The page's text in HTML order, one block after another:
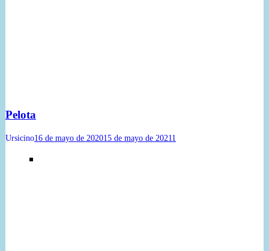
Pelota
Ursicino16 de mayo de 202015 de mayo de 20211